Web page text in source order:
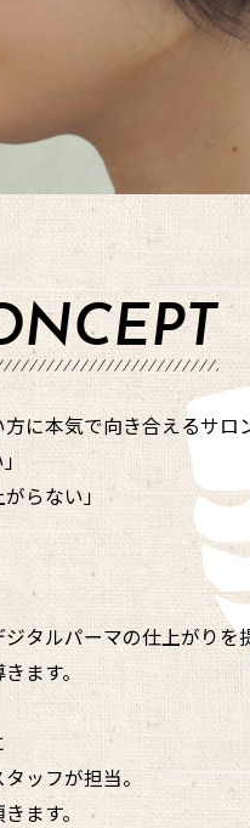
に本気で向き合えるサロ
がらない」
タルパーマの仕上がりを
ます。
ッフが担当。
ます。